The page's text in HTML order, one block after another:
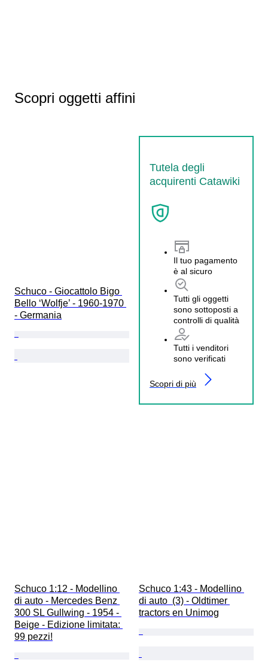
Scopri oggetti affini
Tutela degli
acquirenti Catawiki
Il tuo pagamento
è al sicuro
Tutti gli oggetti
sono sottoposti a
controlli di qualità
Tutti i venditori
sono verificati
Scopri di più
Schuco - Giocattolo Bigo
Bello ‘Wolfje’ - 1960-1970
- Germania
Schuco 1:12 - Modellino
di auto - Mercedes Benz
300 SL Gullwing - 1954 -
Beige - Edizione limitata:
99 pezzi!
Schuco 1:43 - Modellino
di auto  (3) - Oldtimer
tractors en Unimog